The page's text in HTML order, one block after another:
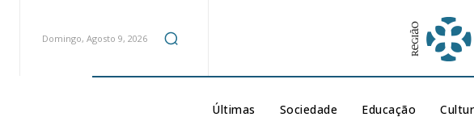
Domingo, Agosto 9, 2026
Últimas Sociedade Educação